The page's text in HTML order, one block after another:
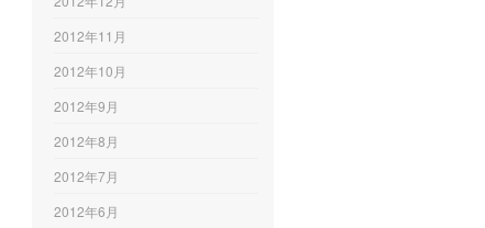
2012年11月
2012年10月
2012年9月
2012年8月
2012年7月
2012年6月